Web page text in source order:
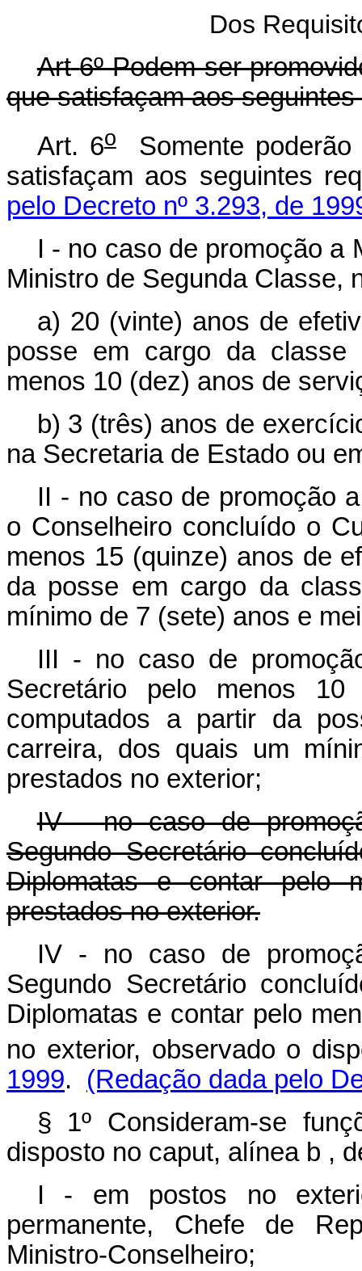
Dos
Art 6º Podem ser
que satisfaçam aos
Art. 6oSomente poderão
satisfaçam aos seguintes
pelo Decreto nº 3.293, de
I - no caso de promoção a
Ministro de Segunda Classe,
a) 20 (vinte) anos de
posse em cargo da
menos 10 (dez) anos de
b) 3 (três) anos de
na Secretaria de Estado ou
II - no caso de promoção
o Conselheiro concluído o
menos 15 (quinze) anos de
da posse em cargo da
mínimo de 7 (sete) anos e
III - no caso de
Secretário pelo menos
computados a partir da
carreira, dos quais um
prestados no exterior;
IV - no caso de
Segundo Secretário
Diplomatas e contar pelo
prestados no exterior.
IV - no caso de
Segundo Secretário
Diplomatas e contar pelo
no exterior, observado o
1999. (Redação dada pelo
§ 1º Consideram-se
disposto no caput, alínea b ,
I - em postos no
permanente, Chefe de
Ministro-Conselheiro;